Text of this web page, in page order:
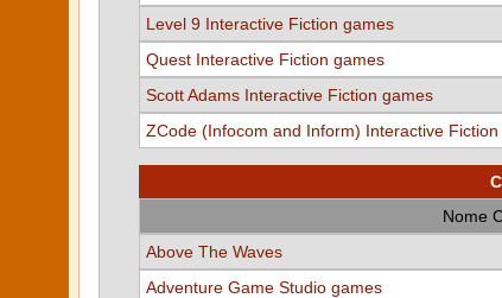
Level 9 Interactive Fiction games
Quest Interactive Fiction games
Scott Adams Interactive Fiction games
ZCode (Infocom and Inform) Interactive
Nome
Above The Waves
Adventure Game Studio games